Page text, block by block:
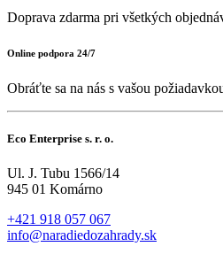
Doprava zdarma pri všetkých
Online podpora 24/7
Obráťte sa na nás s vašou
Eco Enterprise s. r. o.
Ul. J. Tubu 1566/14
945 01 Komárno
+421 918 057 067
info@naradiedozahrady.sk